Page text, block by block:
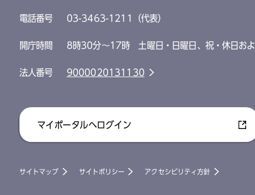
電話番号 03-3463-1211（代表）
開庁時間 8時30分～17時 土曜日・日曜日、祝・休日お
法人番号 9000020131130
マイポータルへログイン
サイトマップ サイトポリシー アクセシビリティ方針